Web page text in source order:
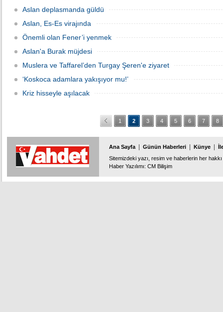
Aslan deplasmanda güldü
Aslan, Es-Es virajında
Önemli olan Fener’i yenmek
Aslan'a Burak müjdesi
Muslera ve Taffarel’den Turgay Şeren'e ziyaret
‘Koskoca adamlara yakışıyor mu!’
Kriz hisseyle aşılacak
1 2 3 4 5 6 7 8
Ana Sayfa Günün Haberleri Künye
Sitemizdeki yazı, resim ve haberlerin her
Haber Yazılımı: CM Bilişim